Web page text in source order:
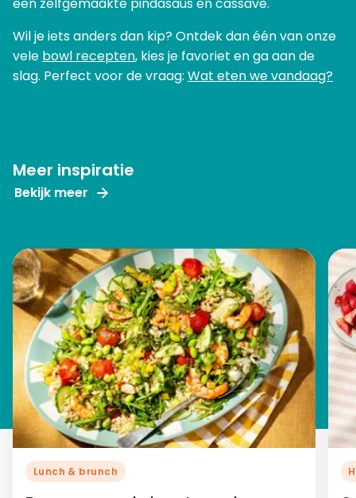
Wil je iets anders dan kip? Ontdek dan één van onze
vele bowl recepten, kies je favoriet en ga aan de
slag. Perfect voor de vraag: Wat eten we vandaag?
Meer inspiratie
Bekijk meer
Lunch & brunch